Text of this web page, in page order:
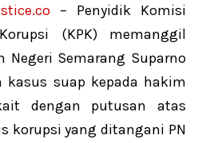
– Penyidik Komisi
(KPK) memanggil
Negeri Semarang Suparno
kasus suap kepada hakim
dengan putusan atas
korupsi yang ditangani PN